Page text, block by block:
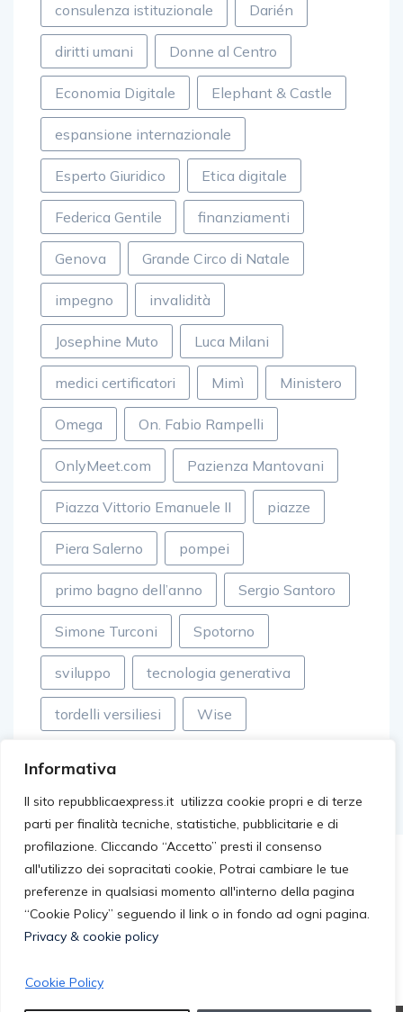
Informativa
Il sito repubblicaexpress.it utilizza cookie propri e di terze
parti per finalità tecniche, statistiche, pubblicitarie e di
profilazione. Cliccando “Accetto” presti il consenso
all'utilizzo dei sopracitati cookie, Potrai cambiare le tue
preferenze in qualsiasi momento all'interno della pagina
“Cookie Policy” seguendo il link o in fondo ad ogni pagina.
Privacy & cookie policy
Cookie Policy
consulenza istituzionale Darién
diritti umani Donne al Centro
Economia Digitale Elephant & Castle
espansione internazionale
Esperto Giuridico Etica digitale
Federica Gentile finanziamenti
Genova Grande Circo di Natale
impegno invalidità
Josephine Muto Luca Milani
medici certificatori Mimì Ministero
Omega On. Fabio Rampelli
OnlyMeet.com Pazienza Mantovani
Piazza Vittorio Emanuele II piazze
Piera Salerno pompei
primo bagno dell’anno Sergio Santoro
Simone Turconi Spotorno
sviluppo tecnologia generativa
tordelli versiliesi Wise